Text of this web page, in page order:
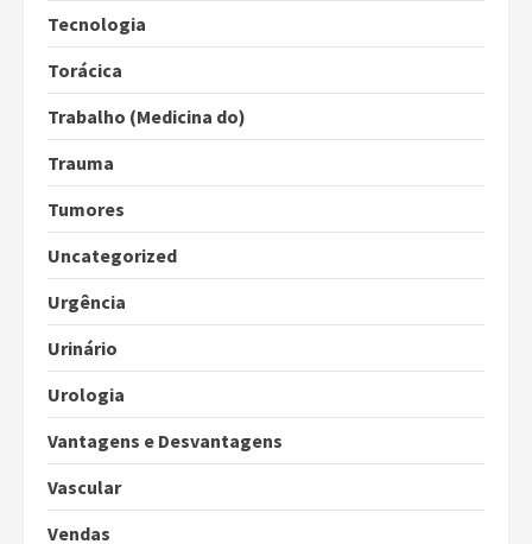
Tecnologia
Torácica
Trabalho (Medicina do)
Trauma
Tumores
Uncategorized
Urgência
Urinário
Urologia
Vantagens e Desvantagens
Vascular
Vendas